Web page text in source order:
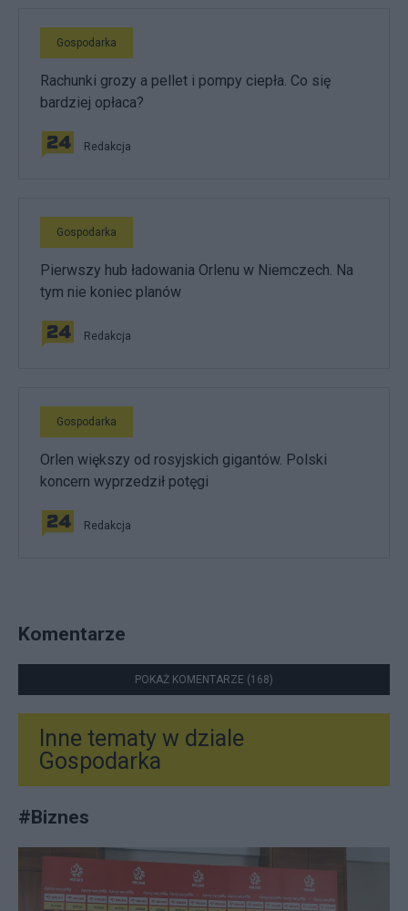
Gospodarka
Rachunki grozy a pellet i pompy ciepła. Co się
bardziej opłaca?
Redakcja
Gospodarka
Pierwszy hub ładowania Orlenu w Niemczech. Na
tym nie koniec planów
Redakcja
Gospodarka
Orlen większy od rosyjskich gigantów. Polski
koncern wyprzedził potęgi
Redakcja
Komentarze
POKAŻ KOMENTARZE (168)
Inne tematy w dziale
Gospodarka
#Biznes